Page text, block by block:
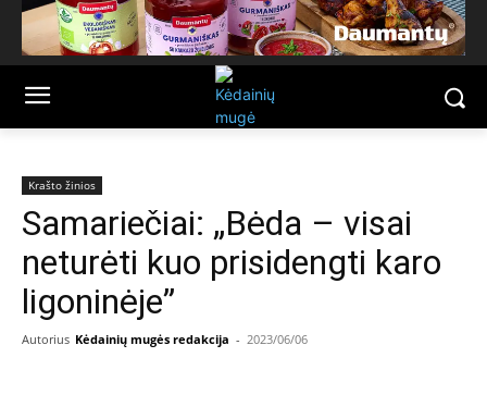
Krašto žinios
Samariečiai: „Bėda – visai
neturėti kuo prisidengti karo
ligoninėje”
Autorius Kėdainių mugės redakcija - 2023/06/06